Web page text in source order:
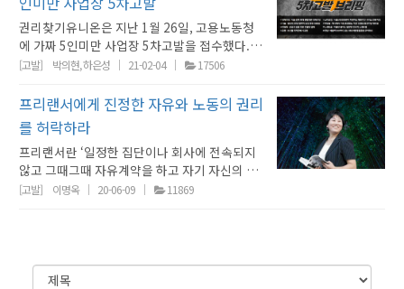
로 위장하면 인건비를 절감할 수 있다는 인식이
확산되고, 노동청 진정 또는 고발을 통해 5인 이
상 사업장이라는 것이 밝혀지더라도 합의 과정
을 거쳐 원래 지급해야 하는 금액만을 지급하거
는 것으로 보인다. 즉, 법을 지키는 것보다 법을
지키지 않는 것에 대한 유인이 강하기 때문이다.
이처럼 현행 근로기준법의 5인 미만 사업장 적
용 제외 조항은 ‘진짜’ 5인 미만 사업장 노동자들
을 차별할 뿐만 아니라, 사업주가 ‘가짜 5인미만
사업장’으로 위장할 유인을 제공함으로써 5인
다. 이러한 문제를 근본적으로 해결할 방법은 5
인 미만 사업장 차별조항인 근로기준법 제11조
노동자들의 증언이 이뤄질 것이고, 진정이 이루
어질 것이기 때문입니다. 그리고 우리 정의당을
비롯해서 수많은 사람들이 이 문제를 해결하기
위해서, 대한민국 노동현실의 가장 열악하고 핵
이기 때문입니다. 저와 정의당, 청년정의당도 그
싸움에 정말 힘껏 연대하고 싸우겠습니다. 감사
합니다. <<기자회견 보도자료 자세히 보기>> 권
리찾기 상담톡 ① NAVER : 네이버 로그인 필요
② 카톡 : 카톡 로그인 필요 된다는 것인지, 안 된
다는 것인지…※ 궁금한 것이 있다면, 상담톡을
약 법원에서 근로자성이 인정되면 하청업체가
책임을 지고 원청은 빠져 나가는 구조죠. 하청이
아니라 원청이 나를 채용했고, 지금껏 지휘 감독
했다 그러니 원청이 내 사용자다 라는 주장을 하
기 위해서 노동자가 또 “입증”을 해야 합니다. 아
니 만약에 구두로 지휘 명령을 했다면 어떻게 입
증을 합니까, 요즘에서야 스마트폰으로 녹취를
간편히 할 수 있는 시대가 와도 막상 녹취를 해서
입증하는 것은 쉽지 않은데 10년 전에는요? 사
용자는 경제적 등으로 우월한 지위를 가지고 있
어서 일방적으로 제화공들의 노동자성을 회피할
노동자가 지라니요. 상대적으로 자료를 다 가지
에 가입하였느냐, 근로소득세를 냈느냐’ 등 얼마
든지 사용자가 우월적 지위를 이용하여 정하기
나름인 형식적 징표들이 대부분입니다. 누구보
다 적극적으로 노동자의 입장에서 사용자들이
의도적으로 덧씌운 ‘프리랜서’라는 ‘형식’을 가
려내야 할 노동부가 오히려 가장 후진적인 방식
으로 노동자들의 권리 찾기를 가로막는 꼴입니
다. 일하는 현장의 모습은 나날이 달라지고 있
고, 그 속에서 사용자들의 위장술은 날로 교묘해
지고 있습니다. 이러한 현실을 노동부가 더 이상
업종 위장된 프리랜서에 대한 노동부의 적극적
체결한 위탁판매원들이 종속적 관계를 맺고 있
는가?둘째, 따라서 일방적인 근로관계 종료가
‘계약 해지’인가 ‘부당해고’인가?셋째, 매달 형식
적으로 작성한 계약서에 기재된 계약기간이 유
속 노동자라는 것은 명백합니다. 이 사건 당사자
는 판매 업무 수행과정 전반에 있어 어떠한 재량
권도 부여받지 못하였으며, 사용자가 지정한 매
장에서 해당 백화점 영업시간에 맞춰 근무하도
록 구속되었고, 핵심작업도구인 노트북과 업무
폰을 회사로부터 제공받아 사용했으며, 자신의
일찍 퇴근할 수 없었습니다. 이렇게 이 사건 당사
제게 정규직 전환을 약속하며 계속 근무할 것을
제안했습니다. 하지만, 백화점 본사가 바로 정식
입점을 시켜 주지 않으니 팝업 스토어로 운영되
는 기간에는 아르바이트로 근무해야 한다, 백화
품도 출시해서 반드시 정식입점할 것이니 입점
이 확정되면 그 때 꼭 정규직으로 전환해 주겠다
고 했습니다. 그러나 회사는 약속을 지키지 않았
습니다. 저는 퇴직금이 발생하는 1년 근속을 채
우기 직전에 터무니없는 사유로 해고당했으며,
해고예고수당이라도 요구하였지만 돌아온 답은
이지 노동자가 아니라고 말하였습니다.그러나
등록하여 사업장을 쪼갠 후, 직원들의 4대보험
가입을 누락시키고 수개월이 지난 후에야 가입
신고를 해주거나 아예 미가입시켰습니다. 이에
더하여 근로계약서도, 급여명세서도 없이, 현금
는 무자료 노동자를 대거 양산해 가짜 5인 미만
사업장으로 위장하였습니다. 전국적인 프랜차
이즈 노래주점을 소유한 사업주는 본인과 배우
자 명의를 활용하여 조금씩 변형된 등록명으로
사업장을 쪼개고, 장기근속자를 가짜 3.3으로 위
장해 5인 미만으로 위장하였습니다. 월별로 최
동자성 빼앗기로 상시 근로자 수를 축소시켰습
자가 아닌 자로 되어있었기 때문이다. 그렇다면
A사업장에 일하는 직원들은 사업주의 주장대로
사업소득자였을까? 아니면 근로기준법상 노동
자로 보아야 할까? 먼저 법률조항과 법원의 입장
근로자는 ‘직업의 종류와 관계없이 임금을 목적
으로 사업이나 사업장에 근로를 제공하는 사
람’으로 정의된다. 우리 대법원은 근로기준법상
의 노동자에 해당하는지는 계약의 형식보다 사
용자의 지휘, 명령을 받으면서 사용종속관계에
서 업무를 했는지 그 실질적인 내용과 과정을 핵
에 업무를 수행하는 등의 사실이 있다면 근로기
준법상 노동자로 보는 것이 타당하다. 다시 A사
회로부터 부당해고 판정을 받았으나, 복직 ‘2분’
만에 해고를 통보(2차 해고)받았다. 사용자는 1
차 해고 이후 사업을 쪼개어 독립된 3개의 법인
을 만들었고, 이에 따라 2차 해고가 행해진 시점
자는 장기간 매출 정체 등을 극복하기 위해 회사
를 분할하여 혁신을 도모하고자 한 것이며, 분할
법인들은 더 이상 사용자의 사업과 무관한 사업
체라고 주장하였다. 법인들이 각자 사업자 등록
을 하였고, 서로 다른 장소에서 각자의 사업을 영
위하기 때문에 장소적 독립성이 있으며, 각 법인
다. 권리찾기유니온은 ①분할 법인들에 독립성
이 없기 때문에 사용자의 사업과 각 법인을 하나
△부당해고 및 부당해고 구제 신청(제23조, 제
28조) △휴업 수당(제46조) △연장·야간·휴일
가산수당 적용(제56조) △연차 휴가(제60조)
등이 있다. 5인 미만 사업장 노동자들에게 이러
로는 5인 이상이 근무함에도 근로기준법을 회피
하고자 5인 미만으로 위장하는 ‘가짜 5인 미만
사업장’ 이 확산되는 문제가 나타나고 있다. 오
늘 소개하는 사건 역시 볼링장을 운영하는 사업
주가 볼링장과 볼링장 내의 카페를 별도의 사업
장으로 등록해 5인 미만으로 위장하고 노동자가
어 5인 미만으로 위장한 것으로 실제로는 상시
근로자가 5인 이상인 사업장이며, ②따라서 해
권리찾기유니온은 지난 1월 26일, 고용노동청
에 가짜 5인미만 사업장 5차고발을 접수했다. 법
률지원을 맡고 있는 하은성 정책실장(공인노무
인미만 사업장 5차고발] ■ ㄷ장례식장 : 서울 강
북 최대 종합병원 장례식장■ ㅂ식품 : 명인의
30년 철학이 담긴 반찬 전문점■ ㅂ컨설팅 : 관
공서 입찰 전문 컨설팅 업체■ ㅅ 유통 : 수산물
즉석판매 가공업■ ㅇ 스타트업 : 서울산업진흥
원이 지원하는 해외직구 서비스 전문기업■ ㅇ
샵 : 매출액 100억이 넘는 최대 애완동물용품 무
역회사 핵심조항 적용 않는 근로기준법에 이어
[고발] 박의현, 하은성 21-02-04 17506
프리랜서에게 진정한 자유와 노동의 권리
를 허락하라
프리랜서란 ‘일정한 집단이나 회사에 전속되지
않고 그때그때 자유계약을 하고 자기 자신의 판
단에 따라 독자적으로 일을 하는 사람’을 가리킨
기병(Lancer)을 프리랜서라고 불렀다. 현대에
[고발] 이명옥 20-06-09 11869
게